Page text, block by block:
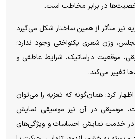
در برابر مخاطب است.
نیز متأثر از همین ساختار شکل می‌گیرد
وزن شعری یکنواختی وجود ندارد؛
موقعیت دراماتیک، شرایط عاطفی و
می‌کند.
کرد: همان‌گونه که تعزیه را می‌توان
موسیقی در آن نیز موسیقی نمایش
خدمت نمایش احساسات و ویژگی‌های